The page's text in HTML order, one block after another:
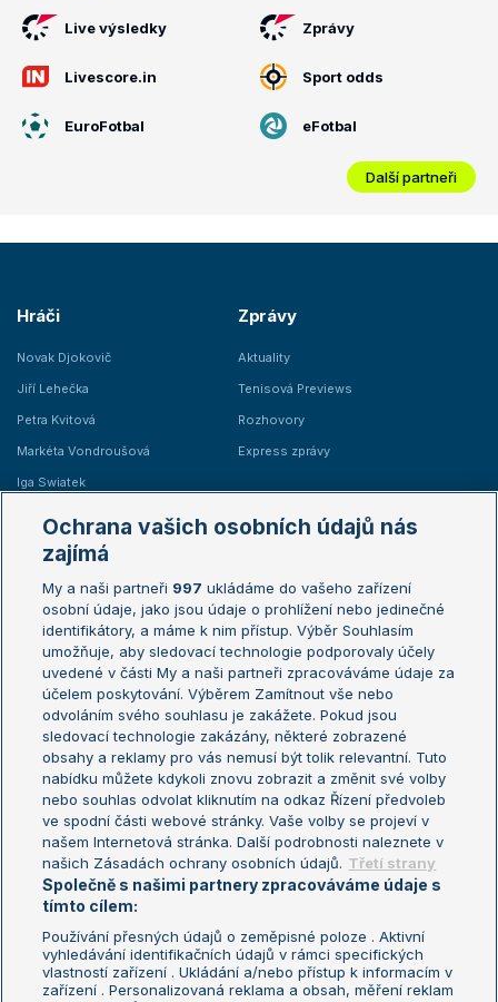
Live výsledky Zprávy
Livescore.in Sport odds
EuroFotbal eFotbal
Další partneři
Hráči
Novak Djokovič
Jiří Lehečka
Petra Kvitová
Markéta Vondroušová
Iga Swiatek
Zprávy
Aktuality
Tenisová Previews
Rozhovory
Express zprávy
Žebříčky
Žebříček ATP (muži)
Žebříček WTA (ženy)
Sázkařský žebříček
Australian Open
French Open
Wimbledon
US Open
Turnaj mistrů
Turnaj mistryň
Aktualní trendy
Fotbalové přestupy
Livesport Daily
LS Prague Open
Podmínky užití
Nastavení soukromí
GDPR a žurnalistika
Reklama
Ochrana vašich osobních údajů nás
zajímá
My a naši partneři 997 ukládáme do vašeho zařízení
osobní údaje, jako jsou údaje o prohlížení nebo jedinečné
identifikátory, a máme k nim přístup. Výběr Souhlasím
umožňuje, aby sledovací technologie podporovaly účely
uvedené v části My a naši partneři zpracováváme údaje za
účelem poskytování. Výběrem Zamítnout vše nebo
odvoláním svého souhlasu je zakážete. Pokud jsou
sledovací technologie zakázány, některé zobrazené
obsahy a reklamy pro vás nemusí být tolik relevantní. Tuto
nabídku můžete kdykoli znovu zobrazit a změnit své volby
nebo souhlas odvolat kliknutím na odkaz Řízení předvoleb
ve spodní části webové stránky. Vaše volby se projeví v
našem Internetová stránka. Další podrobnosti naleznete v
našich Zásadách ochrany osobních údajů. Třetí strany
Společně s našimi partnery zpracováváme údaje s
tímto cílem:
Používání přesných údajů o zeměpisné poloze . Aktivní
vyhledávání identifikačních údajů v rámci specifických
vlastností zařízení . Ukládání a/nebo přístup k informacím v
zařízení . Personalizovaná reklama a obsah, měření reklam